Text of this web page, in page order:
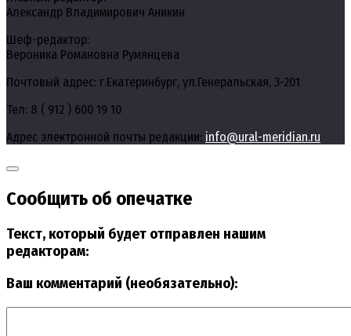
Александр Владимирович Аникин
Шеф-редактор:
Вероника Романовна Румянцева
Почтовый адрес: г.Екатеринбург, ул.Генеральская, 3-201
Тел: 8 ( 912 ) 600 19 10
Адрес электронной почты редакции: info@ural-meridian.ru
Сообщить об опечатке
Текст, который будет отправлен нашим
редакторам:
Ваш комментарий (необязательно):